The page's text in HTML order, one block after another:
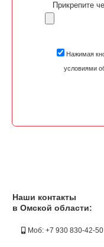
Прикрепите
Нажимая
условиями
Наши контакты
в Омской области:
Моб: +7 930 830-42-50